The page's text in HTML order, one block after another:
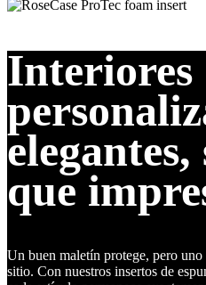
Interiores
elegantes,
que
Un buen maletín protege, pero
sitio. Con nuestros insertos de